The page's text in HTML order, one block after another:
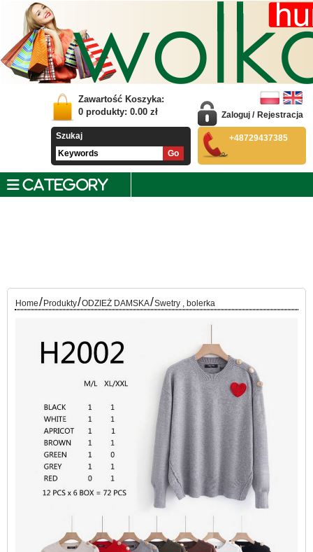
Zawartość Koszyka:
0 produkty: 0.00 zł
Szukaj
Zaloguj / Rejestracja
+48729437385
CATEGORY
Home/ Produkty/ODZIEŻ DAMSKA/Swetry , bolerka